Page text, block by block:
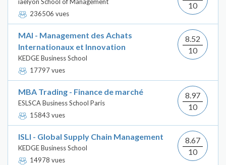
236506 vues
10
MAI - Management des Achats
Internationaux et Innovation
KEDGE Business School
17797 vues
8.52
10
MBA Trading - Finance de marché
ESLSCA Business School Paris
15843 vues
8.97
10
ISLI - Global Supply Chain Management
KEDGE Business School
14978 vues
8.67
10